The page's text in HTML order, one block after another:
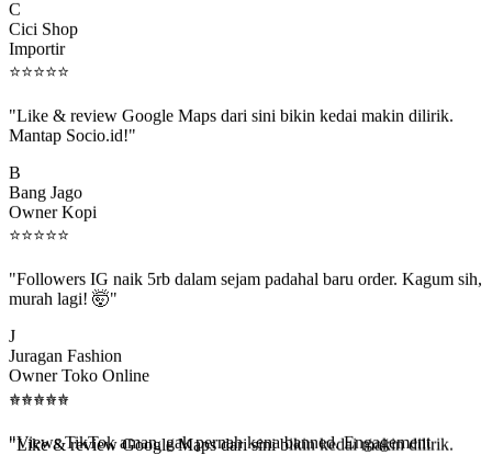
Cici Shop
Importir
⭐⭐⭐⭐⭐
Mantap Socio.id!"
Bang Jago
Owner Kopi
⭐⭐⭐⭐ ⭐
murah lagi! 🤯"
Juragan Fashion
Owner Toko Online
⭐⭐⭐⭐ ⭐
beneran naik, algoritma suka."